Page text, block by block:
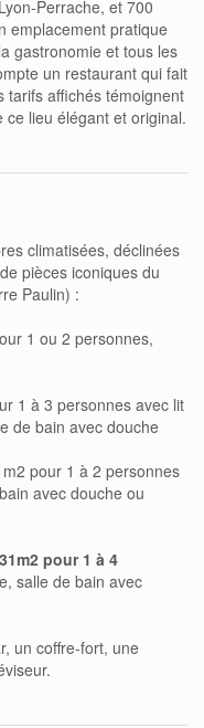
Perrache, et 700
emplacement pratique
gastronomie et tous les
un restaurant qui fait
tarifs affichés témoignent
lieu élégant et original.
climatisées, déclinées
pièces iconiques du
Paulin) :
1 ou 2 personnes,
1 à 3 personnes avec lit
de bain avec douche
pour 1 à 2 personnes
avec douche ou
pour 1 à 4
salle de bain avec
un coffre-fort, une